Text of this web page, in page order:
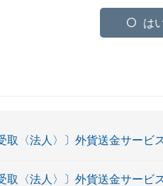
は
取〈法人〉〕外貨送金サービ
取〈法人〉〕外貨送金サー